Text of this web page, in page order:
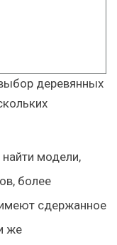
деревянных
модели,
более
сдержанное
же